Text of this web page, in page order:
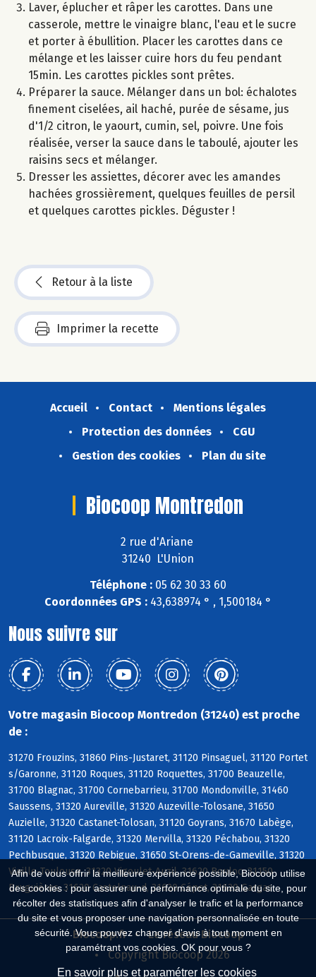
Afin de vous offrir la meilleure expérience possible, Biocoop utilise
des cookies : pour assurer une performance optimale du site, pour
récolter des statistiques afin d'analyser le trafic et la performance
du site et vous proposer une navigation personnalisée en toute
sécurité. Vous pouvez changer d'avis à tout moment en
paramétrant vos cookies. OK pour vous ?
En savoir plus et paramétrer les cookies
Laver, éplucher et râper les carottes. Dans une
casserole, mettre le vinaigre blanc, l'eau et le sucre
et porter à ébullition. Placer les carottes dans ce
mélange et les laisser cuire hors du feu pendant
15min. Les carottes pickles sont prêtes.
Préparer la sauce. Mélanger dans un bol: échalotes
finement ciselées, ail haché, purée de sésame, jus
d'1/2 citron, le yaourt, cumin, sel, poivre. Une fois
réalisée, verser la sauce dans le taboulé, ajouter les
raisins secs et mélanger.
Dresser les assiettes, décorer avec les amandes
hachées grossièrement, quelques feuilles de persil
et quelques carottes pickles. Déguster !
Retour à la liste
Imprimer la recette
Accueil Contact
Mentions légales
Protection des données
CGU
Gestion des cookies
Plan du site
Biocoop Montredon
2 rue d'Ariane
31240 L'Union
Téléphone : 05 62 30 33 60
Coordonnées GPS : 43,638974 ° , 1,500184 °
Nous suivre sur
Votre magasin Biocoop Montredon (31240) est proche
de :
31270 Frouzins, 31860 Pins-Justaret, 31120 Pinsaguel, 31120 Portet
s/Garonne, 31120 Roques, 31120 Roquettes, 31700 Beauzelle,
31700 Blagnac, 31700 Cornebarrieu, 31700 Mondonville, 31460
Saussens, 31320 Aureville, 31320 Auzeville-Tolosane, 31650
Auzielle, 31320 Castanet-Tolosan, 31120 Goyrans, 31670 Labège,
31120 Lacroix-Falgarde, 31320 Mervilla, 31320 Péchabou, 31320
Pechbusque, 31320 Rebigue, 31650 St-Orens-de-Gameville, 31320
Vieille-Toulouse, 31320 Vigoulet-Auzil, 31620 Bouloc, 31150
Bruguières, 31620 Castelnau-d, 31620 Cépet, 31620 Gargas
Biocoop.fr
Le réseau Biocoop
Copyright Biocoop 2026